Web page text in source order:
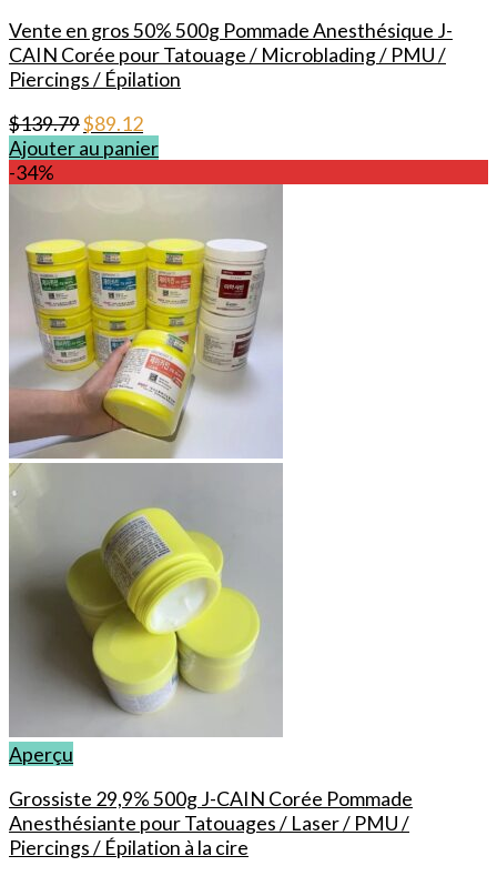
Vente en gros 50% 500g Pommade Anesthésique J-
CAIN Corée pour Tatouage / Microblading / PMU /
Piercings / Épilation
$139.79Le
prix
$89.12Le
prix
Ajouter au panier
-34%
Aperçu
Grossiste 29,9% 500g J-CAIN Corée Pommade
Anesthésiante pour Tatouages / Laser / PMU /
Piercings / Épilation à la cire